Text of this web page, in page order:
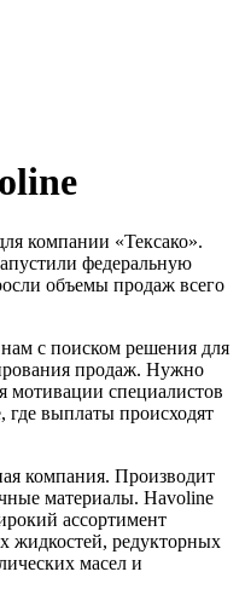
компании «Тексако».
федеральную
объемы продаж всего
с поиском решения для
продаж. Нужно
мотивации специалистов
где выплаты происходят
компания. Производит
материалы. Havoline
ассортимент
жидкостей, редукторных
масел и